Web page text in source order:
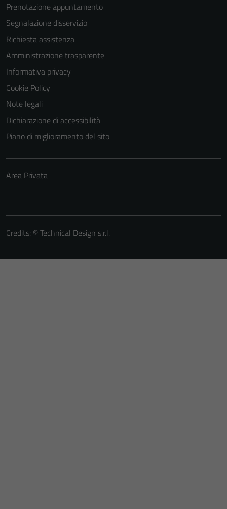
Prenotazione appuntamento
Segnalazione disservizio
Richiesta assistenza
Amministrazione trasparente
Informativa privacy
Cookie Policy
Note legali
Dichiarazione di accessibilità
Piano di miglioramento del sito
Area Privata
Credits: ©Technical Design s.r.l.